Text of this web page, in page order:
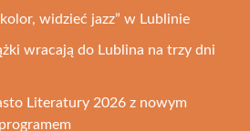
widzieć jazz” w Lublinie
wracają do Lublina na trzy dni
Literatury 2026 z nowym